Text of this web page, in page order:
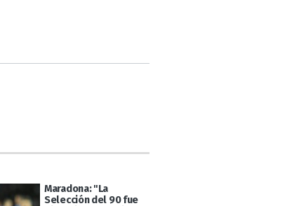
Maradona: "La
Selección del 90 fue